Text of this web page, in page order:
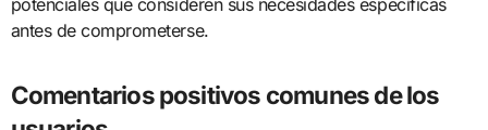
potenciales que consideren sus necesidades específicas
antes de comprometerse.
Comentarios positivos comunes de los